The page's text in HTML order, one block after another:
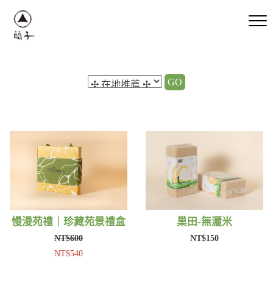
GO
慢漫苑禮｜珍藏苑景禮盒
NT$600
NT$540
巢田-無灑米
NT$150